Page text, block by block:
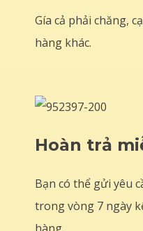
Gía cả phải chăng,
hàng khác.
Hoàn trả
Bạn có thể gửi yêu
trong vòng 7 ngày